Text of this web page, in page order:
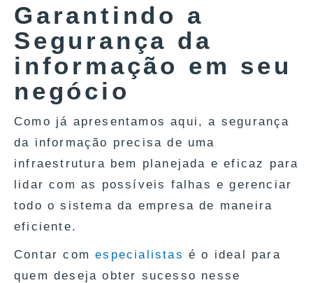
Garantindo a
Segurança da
informação em seu
negócio
Como já apresentamos aqui, a segurança
da informação precisa de uma
infraestrutura bem planejada e eficaz para
lidar com as possíveis falhas e gerenciar
todo o sistema da empresa de maneira
eficiente.
Contar comespecialistas é o ideal para
quem deseja obter sucesso nesse